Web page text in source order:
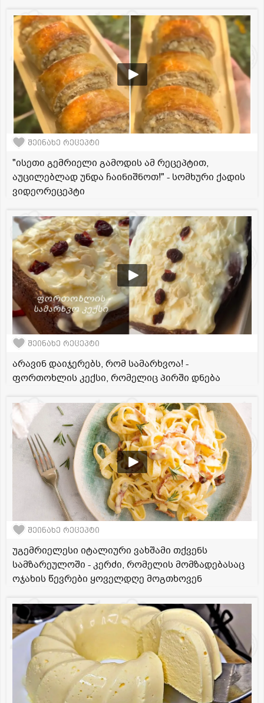
შეინახე რეცეპტი
"ისეთი გემრიელი გამოდის ამ რეცეპტით,
აუცილებლად უნდა ჩაინიშნოთ!" - სომხური ქადის
ვიდეორეცეპტი
შეინახე რეცეპტი
არავინ დაიჯერებს, რომ სამარხვოა! -
ფორთოხლის კექსი, რომელიც პირში დნება
შეინახე რეცეპტი
უგემრიელესი იტალიური ვახშამი თქვენს
სამზარეულოში - კერძი, რომელის მომზადებასაც
ოჯახის წევრები ყოველდღე მოგთხოვენ